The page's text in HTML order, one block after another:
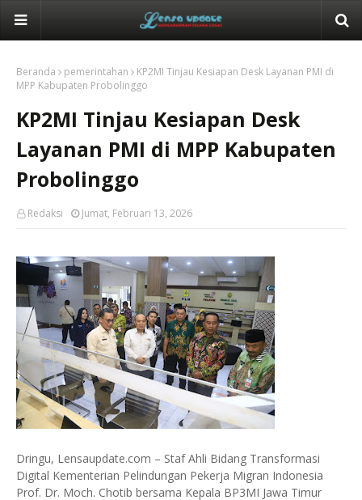
Beranda pemerintahan
KP2MI Tinjau Kesiapan Desk Layanan PMI di
MPP Kabupaten Probolinggo
KP2MI Tinjau Kesiapan Desk
Layanan PMI di MPP Kabupaten
Probolinggo
Redaksi Jumat, Februari 13, 2026
Dringu, Lensaupdate.com – Staf Ahli Bidang Transformasi
Digital Kementerian Pelindungan Pekerja Migran Indonesia
Prof. Dr. Moch. Chotib bersama Kepala BP3MI Jawa Timur